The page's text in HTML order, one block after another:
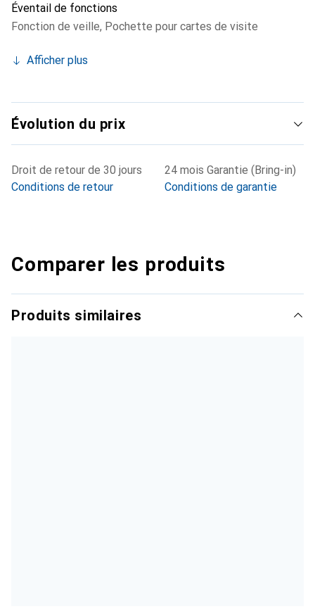
Éventail de fonctions
Fonction de veille, Pochette pour cartes de visite
Afficher plus
Évolution du prix
Droit de retour de 30 jours
Conditions de retour
24 mois Garantie (Bring-in)
Conditions de garantie
Comparer les produits
Produits similaires